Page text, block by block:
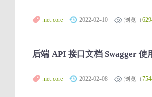
.net core 2022-02-10 浏览（
后端 API 接口文档 Swagger 使
.net core 2022-02-08 浏览（